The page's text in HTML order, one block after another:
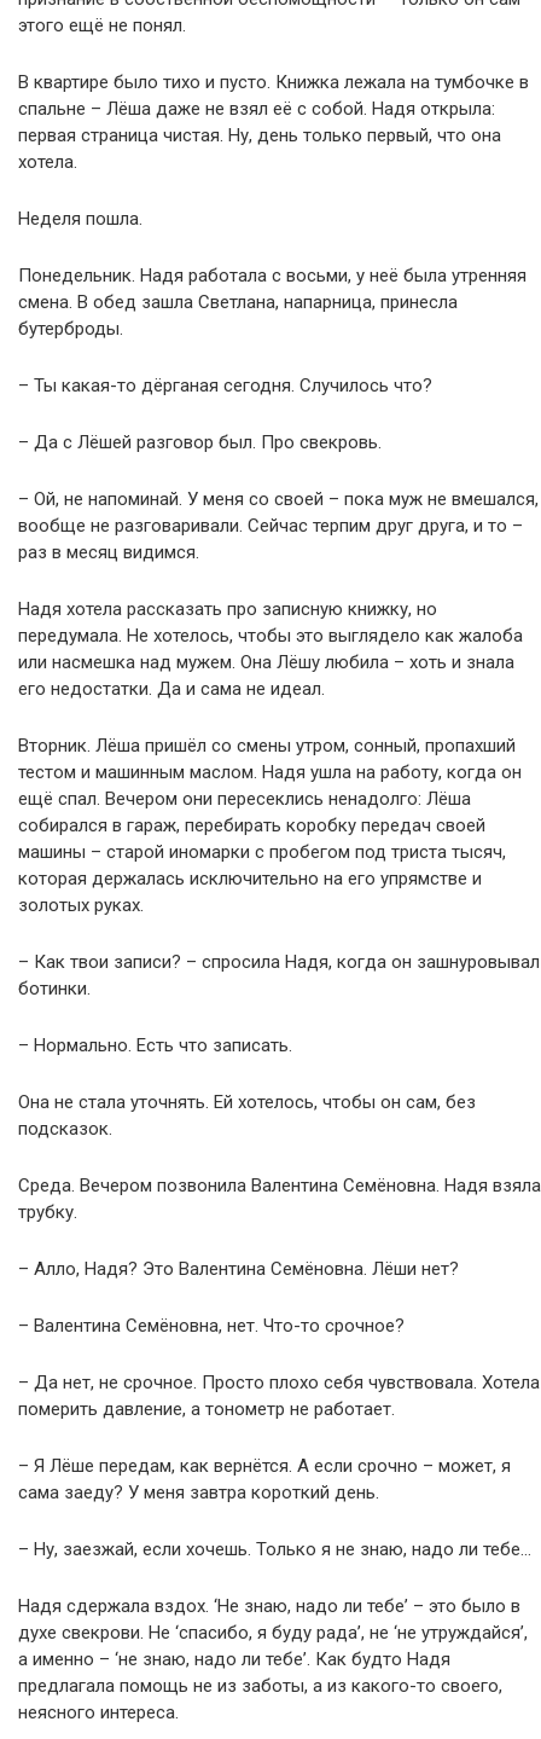
этого ещё не понял.
В квартире было тихо и пусто. Книжка лежала на тумбочке в
спальне – Лёша даже не взял её с собой. Надя открыла:
первая страница чистая. Ну, день только первый, что она
хотела.
Неделя пошла.
Понедельник. Надя работала с восьми, у неё была утренняя
смена. В обед зашла Светлана, напарница, принесла
бутерброды.
– Ты какая-то дёрганая сегодня. Случилось что?
– Да с Лёшей разговор был. Про свекровь.
– Ой, не напоминай. У меня со своей – пока муж не вмешался,
вообще не разговаривали. Сейчас терпим друг друга, и то –
раз в месяц видимся.
Надя хотела рассказать про записную книжку, но
передумала. Не хотелось, чтобы это выглядело как жалоба
или насмешка над мужем. Она Лёшу любила – хоть и знала
его недостатки. Да и сама не идеал.
Вторник. Лёша пришёл со смены утром, сонный, пропахший
тестом и машинным маслом. Надя ушла на работу, когда он
ещё спал. Вечером они пересеклись ненадолго: Лёша
собирался в гараж, перебирать коробку передач своей
машины – старой иномарки с пробегом под триста тысяч,
которая держалась исключительно на его упрямстве и
золотых руках.
– Как твои записи? – спросила Надя, когда он зашнуровывал
ботинки.
– Нормально. Есть что записать.
Она не стала уточнять. Ей хотелось, чтобы он сам, без
подсказок.
Среда. Вечером позвонила Валентина Семёновна. Надя взяла
трубку.
– Алло, Надя? Это Валентина Семёновна. Лёши нет?
– Валентина Семёновна, нет. Что-то срочное?
– Да нет, не срочное. Просто плохо себя чувствовала. Хотела
померить давление, а тонометр не работает.
– Я Лёше передам, как вернётся. А если срочно – может, я
сама заеду? У меня завтра короткий день.
– Ну, заезжай, если хочешь. Только я не знаю, надо ли тебе…
Надя сдержала вздох. ‘Не знаю, надо ли тебе’ – это было в
духе свекрови. Не ‘спасибо, я буду рада’, не ‘не утруждайся’,
а именно – ‘не знаю, надо ли тебе’. Как будто Надя
предлагала помощь не из заботы, а из какого-то своего,
неясного интереса.